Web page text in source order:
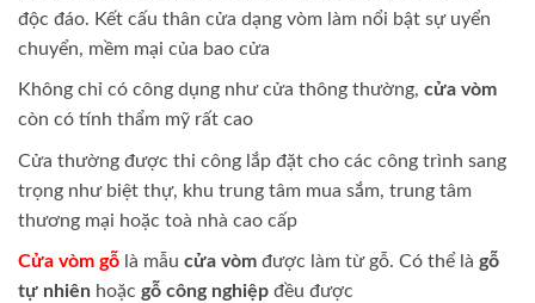
độc đáo. Kết cấu thân cửa dạng vòm làm nổi bật sự uyển
chuyển, mềm mại của bao cửa
Không chỉ có công dụng như cửa thông thường, cửa vòm
còn có tính thẩm mỹ rất cao
Cửa thường được thi công lắp đặt cho các công trình sang
trọng như biệt thự, khu trung tâm mua sắm, trung tâm
thương mại hoặc toà nhà cao cấp
Cửa vòm gỗ là mẫu cửa vòm được làm từ gỗ. Có thể là gỗ
tự nhiên hoặc gỗ công nghiệp đều được